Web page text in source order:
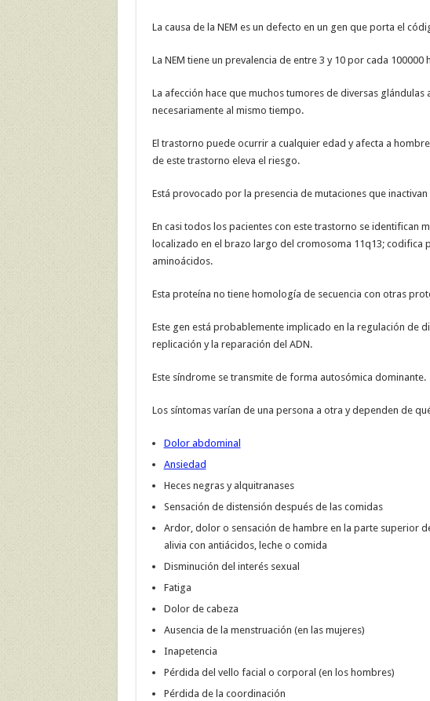
La causa de la NEM es un defecto en un gen que porta el
La NEM tiene un prevalencia de entre 3 y 10 por cada 100000
La afección hace que muchos tumores de diversas
necesariamente al mismo tiempo.
El trastorno puede ocurrir a cualquier edad y afecta a
de este trastorno eleva el riesgo.
Está provocado por la presencia de mutaciones que
En casi todos los pacientes con este trastorno se identifican
localizado en el brazo largo del cromosoma 11q13; codifica
aminoácidos.
Esta proteína no tiene homología de secuencia con otras
Este gen está probablemente implicado en la regulación de
replicación y la reparación del ADN.
Este síndrome se transmite de forma autosómica dominante.
Los síntomas varían de una persona a otra y dependen de
Dolor abdominal
Ansiedad
Heces negras y alquitranases
Sensación de distensión después de las comidas
Ardor, dolor o sensación de hambre en la parte superior
alivia con antiácidos, leche o comida
Disminución del interés sexual
Fatiga
Dolor de cabeza
Ausencia de la menstruación (en las mujeres)
Inapetencia
Pérdida del vello facial o corporal (en los hombres)
Pérdida de la coordinación